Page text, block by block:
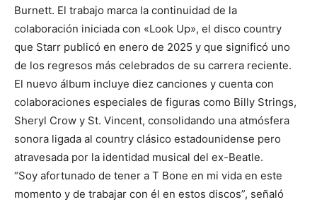
Burnett. El trabajo marca la continuidad de la
colaboración iniciada con «Look Up», el disco country
que Starr publicó en enero de 2025 y que significó uno
de los regresos más celebrados de su carrera reciente.
El nuevo álbum incluye diez canciones y cuenta con
colaboraciones especiales de figuras como Billy Strings,
Sheryl Crow y St. Vincent, consolidando una atmósfera
sonora ligada al country clásico estadounidense pero
atravesada por la identidad musical del ex-Beatle.
“Soy afortunado de tener a T Bone en mi vida en este
momento y de trabajar con él en estos discos”, señaló